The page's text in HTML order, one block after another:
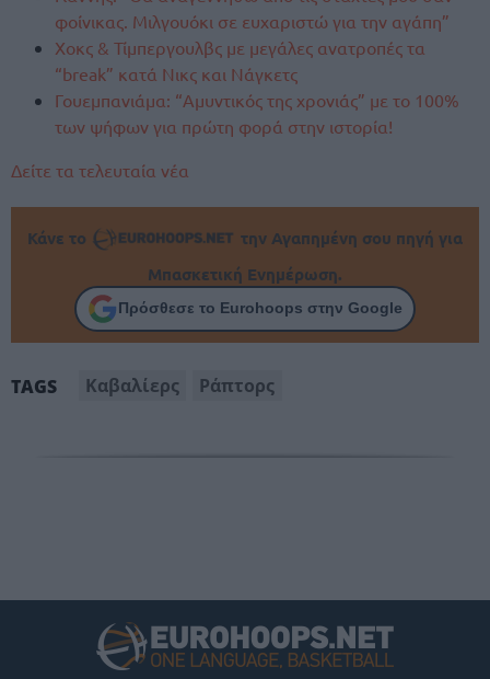
φοίνικας. Μιλγουόκι σε ευχαριστώ για την αγάπη”
Χοκς & Τίμπεργουλβς με μεγάλες ανατροπές τα
“break” κατά Νικς και Νάγκετς
Γουεμπανιάμα: “Αμυντικός της χρονιάς” με το 100%
των ψήφων για πρώτη φορά στην ιστορία!
Δείτε τα τελευταία νέα
Κάνε το
την Αγαπημένη σου πηγή για
Μπασκετική Ενημέρωση.
Πρόσθεσε το Eurohoops στην Google
TAGS Καβαλίερς Ράπτορς